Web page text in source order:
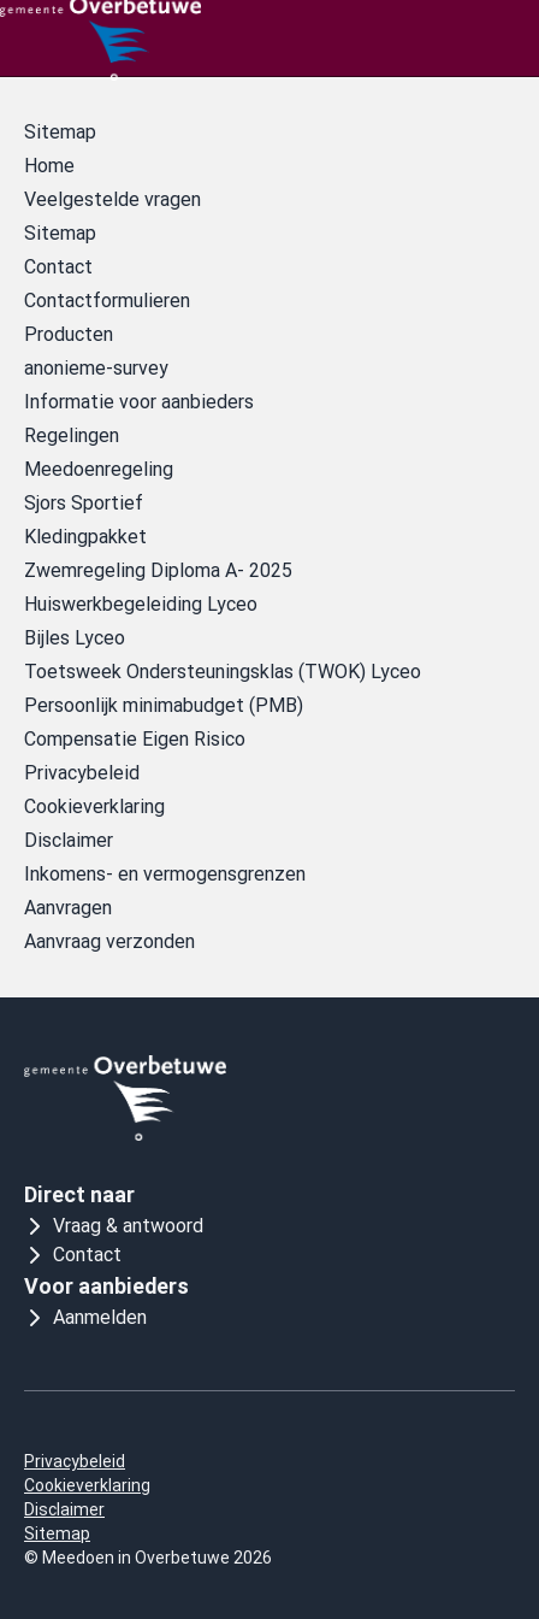
Sitemap
Home
Veelgestelde vragen
Sitemap
Contact
Contactformulieren
Producten
anonieme-survey
Informatie voor aanbieders
Regelingen
Meedoenregeling
Sjors Sportief
Kledingpakket
Zwemregeling Diploma A- 2025
Huiswerkbegeleiding Lyceo
Bijles Lyceo
Toetsweek Ondersteuningsklas (TWOK) Lyceo
Persoonlijk minimabudget (PMB)
Compensatie Eigen Risico
Privacybeleid
Cookieverklaring
Disclaimer
Inkomens- en vermogensgrenzen
Aanvragen
Aanvraag verzonden
Direct naar
Vraag & antwoord
Contact
Voor aanbieders
Aanmelden
Privacybeleid
Cookieverklaring
Disclaimer
Sitemap
© Meedoen in Overbetuwe 2026